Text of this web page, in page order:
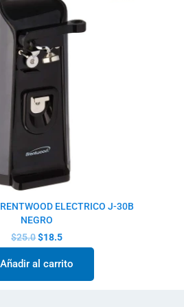
ELECTRICO J-30B
NEGRO
$25.0
$25.0.
$18.5
es:
$18.5.
Añadir al carrito